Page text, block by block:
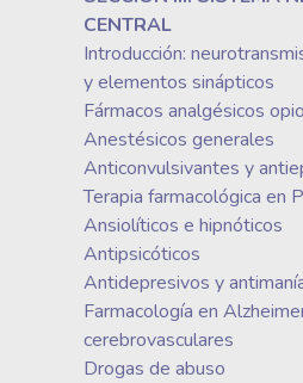
CENTRAL
Introducción:
y elementos sinápticos
Fármacos analgésicos
Anestésicos generales
Anticonvulsivantes y
Terapia farmacológica en
Ansiolíticos e hipnóticos
Antipsicóticos
Antidepresivos y
Farmacología en
cerebrovasculares
Drogas de abuso